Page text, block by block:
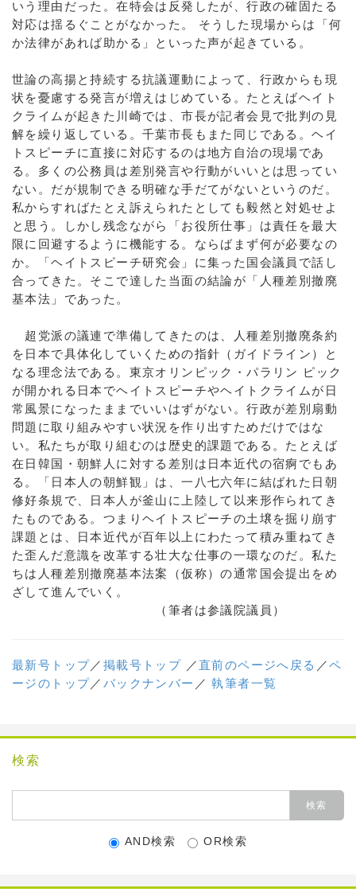
いう理由だった。在特会は反発したが、行政の確固たる
対応は揺るぐことがなかった。 そうした現場からは「何
か法律があれば助かる」といった声が起きている。
世論の高揚と持続する抗議運動によって、行政からも現
状を憂慮する発言が増えはじめている。たとえばヘイト
クライムが起きた川崎では、市長が記者会見で批判の見
解を繰り返している。千葉市長もまた同じである。ヘイ
トスピーチに直接に対応するのは地方自治の現場であ
る。多くの公務員は差別発言や行動がいいとは思ってい
ない。だが規制できる明確な手だてがないというのだ。
私からすればたとえ訴えられたとしても毅然と対処せよ
と思う。しかし残念ながら「お役所仕事」は責任を最大
限に回避するように機能する。ならばまず何が必要なの
か。「ヘイトスピーチ研究会」に集った国会議員で話し
合ってきた。そこで達した当面の結論が「人種差別撤廃
基本法」であった。
超党派の議連で準備してきたのは、人種差別撤廃条約
を日本で具体化していくための指針（ガイドライン）と
なる理念法である。東京オリンピック・パラリン ピック
が開かれる日本でヘイトスピーチやヘイトクライムが日
常風景になったままでいいはずがない。行政が差別扇動
問題に取り組みやすい状況を作り出すためだけではな
い。私たちが取り組むのは歴史的課題である。たとえば
在日韓国・朝鮮人に対する差別は日本近代の宿痾でもあ
る。「日本人の朝鮮観」は、一八七六年に結ばれた日朝
修好条規で、日本人が釜山に上陸して以来形作られてき
たものである。つまりヘイトスピーチの土壌を掘り崩す
課題とは、日本近代が百年以上にわたって積み重ねてき
た歪んだ意識を改革する壮大な仕事の一環なのだ。私た
ちは人種差別撤廃基本法案（仮称）の通常国会提出をめ
ざして進んでいく。
（筆者は参議院議員）
最新号トップ／ 掲載号トップ ／直前のページへ戻る ／ペ
ージのトップ／ バックナンバー ／執筆者一覧
検索
AND検索 OR検索